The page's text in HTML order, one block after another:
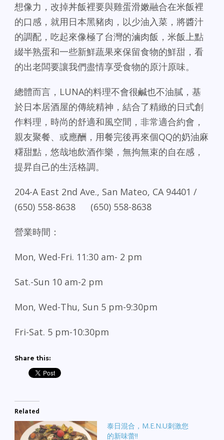
想像力，改掉丼飯裡要與雞蛋滑嫩融合在米飯裡
的口感，就用日本黑豬肉，以少油入菜，將醬汁
的調配，吃起來像極了台灣的滷肉飯，米飯上點
綴半熟蛋和一些新鮮蔬果來保留食物的鮮甜，看
的出老闆要讓我們盡情享受食物的原汁原味。
總體而言，LUNA的料理不會很鹹也不油膩，基
於日本居酒屋的傳統精神，結合了精緻的日式創
作料理，時尚的舒適和風空間，非常適合約會，
親友聚餐、或應酬，用餐完後再來個QQ的奶油麻
糬甜點，悠哉地飲酒作樂，無拘無束的自在感，
提昇自己的生活格調。
204-A East 2nd Ave., San Mateo, CA 94401 /
(650) 558-8638 (650) 558-8638
營業時間：
Mon, Wed-Fri. 11:30 am- 2 pm
Sat.-Sun 10 am-2 pm
Mon, Wed-Thu, Sun 5 pm-9:30pm
Fri-Sat. 5 pm-10:30pm
Share this:
Related
泰日混合，M.E.N.U刺激您
的新味蕾!!